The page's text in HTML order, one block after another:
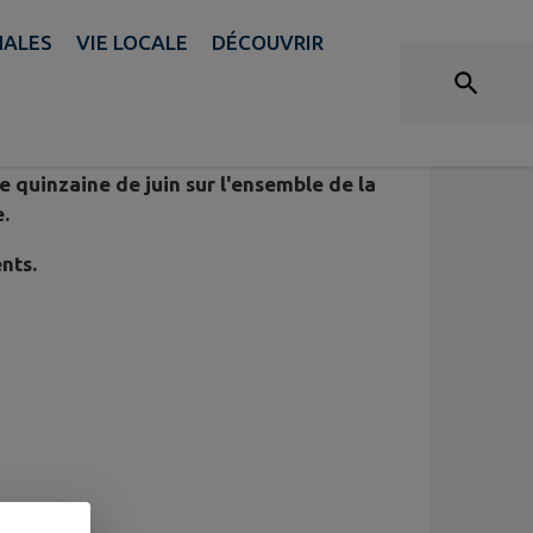
VIE LOCALE DÉCOUVRIR
quinzaine de juin sur l'ensemble de la